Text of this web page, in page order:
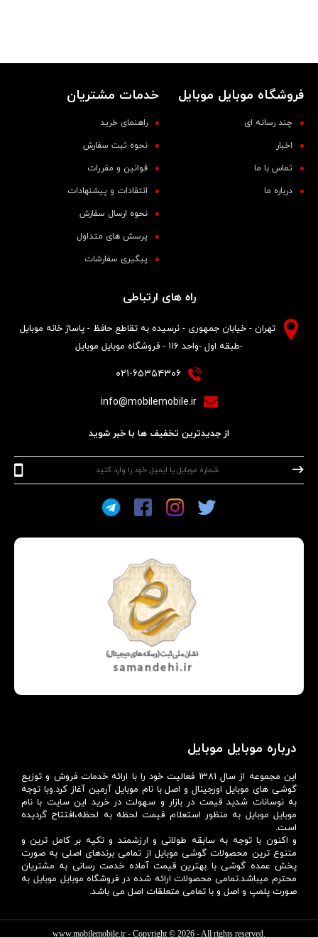
فروشگاه موبایل موبایل
چند رسانه ای
اخبار
تماس با ما
درباره ما
خدمات مشتریان
راهنمای خرید
نحوه ثبت سفارش
قوانین و مقررات
انتقادات و پیشنهادات
نحوه ارسال سفارش
پرسش های متداول
پیگیری سفارشات
راه های ارتباطی
تهران - خیابان جمهوری - نرسیده به تقاطع حافظ - پاساژ خانه موبایل
-طبقه اول -واحد ۱۱۶ - فروشگاه موبایل موبایل
۰۲۱-۶۵۳۵۴۳۰۶
info@mobilemobile.ir
از جدیدترین تخفیف ها با خبر شوید
درباره موبایل موبایل
این مجموعه از سال 1381 فعالیت خود را با ارائه خدمات فروش و توزیع
گوشی های موبایل اورجینال و اصل با نام موبایل آرمین آغاز کرد.وبا توجه
به نوسانات شدید قیمت در بازار و سهولت در خرید این سایت با نام
موبایل موبایل به منظور استعلام قیمت لحظه به لحظه،افتتاح گردیده
است.
و اکنون با توجه به سابقه طولانی و ارزشمند و تکیه بر کامل ترین و
متنوع ترین محصولات گوشی موبایل از تمامی برندهای اصلی به صورت
پخش عمده گوشی با بهترین قیمت آماده خدمت رسانی به مشتریان
محترم میباشد.تمامی محصولات ارائه شده در فروشگاه موبایل موبایل به
صورت پلمپ و اصل و با تمامی متعلقات اصل می باشد.
www.mobilemobile.ir - Copyright © 2026 - All rights reserved.